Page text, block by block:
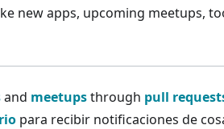
new apps, upcoming meetups,
and meetupsthrough pull
para recibir notificaciones de